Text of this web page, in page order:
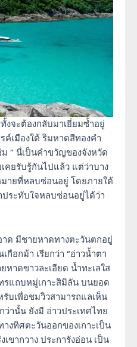
งจะต้องกลับมาเยี่ยมซ้ำอยู่
เมืองใต้ ริมหาดสีทองคำ
” นี่เป็นคำขวัญของจังหวัด
คยรับรู้กันไปแล้ว แต่ว่าบาง
มายที่หลบซ่อนอยู่ โดยภายใต้
ระทับใจหลบซ่อนอยู่ได้ว่า
ด มีชายหาดทางตะวันตกอยู่
กือกม้า เรียกว่า “อ่าวน้ำตา
หาดขาวละเอียด น้ำทะเลใส
แถบหมู่เกาะสิมิลัน บนยอด
บเพื่อชมวิวสามารถแลเห็น
านั้น ยังมี อ่าวประเทศไทย
งทิศตะวันออกของเกาะเป็น
ขากวาง ประการังอ่อน เป็น